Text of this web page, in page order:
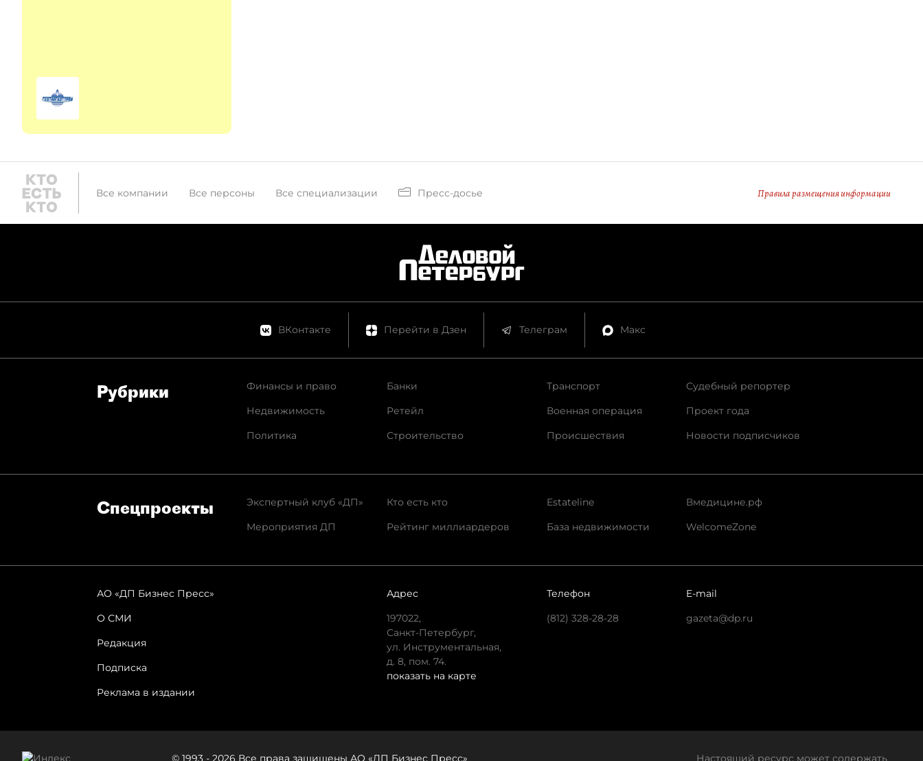
Все компании Все персоны Все специализации Пресс-досье Правила размещения информации
ВКонтакте Перейти в Дзен Телеграм Макс
Рубрики
Финансы и право
Недвижимость
Политика
Банки
Ретейл
Строительство
Транспорт
Военная операция
Происшествия
Судебный репортер
Проект года
Новости подписчиков
Спец­проекты
Экспертный клуб «ДП»
Мероприятия ДП
Кто есть кто
Рейтинг миллиардеров
Estateline
База недвижимости
Вмедицине.рф
WelcomeZone
АО «ДП Бизнес Пресс»
О СМИ
Редакция
Подписка
Реклама в издании
Адрес
197022,
Санкт-Петербург,
ул. Инструментальная,
д. 8, пом. 74.
показать на карте
Телефон
(812) 328-28-28
E-mail
gazeta@dp.ru
© 1993 - 2026 Все права защищены АО «ДП Бизнес Пресс» Настоящий ресурс может содержать